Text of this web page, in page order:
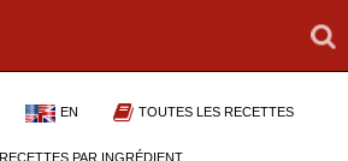
EN TOUTES LES RECETTES
RECETTES PAR INGRÉDIENT